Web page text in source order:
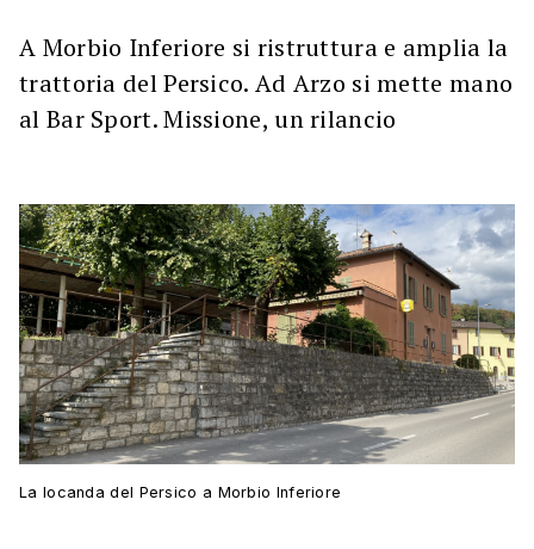
A Morbio Inferiore si ristruttura e amplia la
trattoria del Persico. Ad Arzo si mette mano
al Bar Sport. Missione, un rilancio
La locanda del Persico a Morbio Inferiore